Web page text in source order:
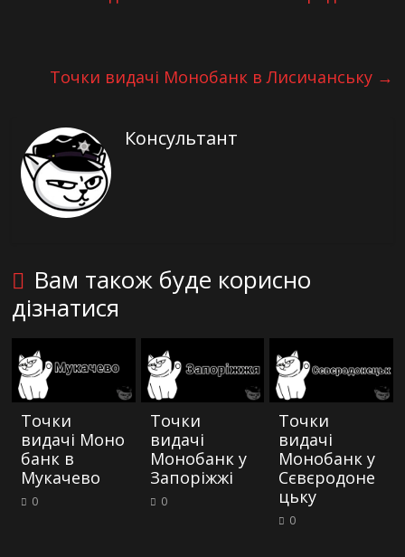
Точки видачі Монобанк в Лисичанську →
Консультант
Вам також буде корисно
дізнатися
Точки
видачі Моно
банк в
Мукачево
0
Точки
видачі
Монобанк у
Запоріжжі
0
Точки
видачі
Монобанк у
Сєвєродоне
цьку
0